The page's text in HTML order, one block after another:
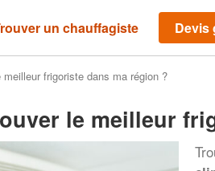
un chauffagiste Devis
frigoriste dans ma région ?
le meilleur